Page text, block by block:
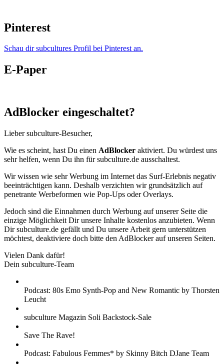
Pinterest
Schau dir subcultures Profil bei Pinterest an.
E-Paper
AdBlocker eingeschaltet?
Lieber subculture-Besucher,
Wie es scheint, hast Du einen AdBlocker aktiviert. Du würdest uns
sehr helfen, wenn Du ihn für subculture.de ausschaltest.
Wir wissen wie sehr Werbung im Internet das Surf-Erlebnis negativ
beeinträchtigen kann. Deshalb verzichten wir grundsätzlich auf
penetrante Werbeformen wie Pop-Ups oder Overlays.
Jedoch sind die Einnahmen durch Werbung auf unserer Seite die
einzige Möglichkeit Dir unsere Inhalte kostenlos anzubieten. Wenn
Dir subculture.de gefällt und Du unsere Arbeit gern unterstützen
möchtest, deaktiviere doch bitte den AdBlocker auf unseren Seiten.
Vielen Dank dafür!
Dein subculture-Team
Podcast: 80s Emo Synth-Pop and New Romantic by Thorsten
Leucht
subculture Magazin Soli Backstock-Sale
Save The Rave!
Podcast: Fabulous Femmes* by Skinny Bitch DJane Team